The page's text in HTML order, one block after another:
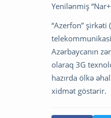
Yenilənmiş
“Azerfon”
Azərbaycanın
olaraq 3G
hazırda ölkə
xidmət göstərir.